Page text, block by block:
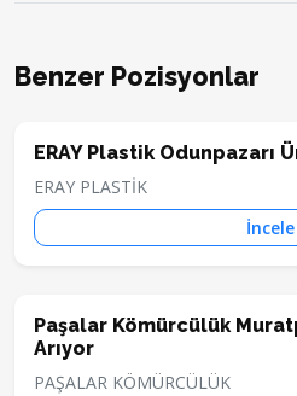
Benzer Pozisyonlar
ERAY Plastik Odunpazarı
ERAY PLASTİK
İncele
Paşalar Kömürcülük
Arıyor
PAŞALAR KÖMÜRCÜLÜK